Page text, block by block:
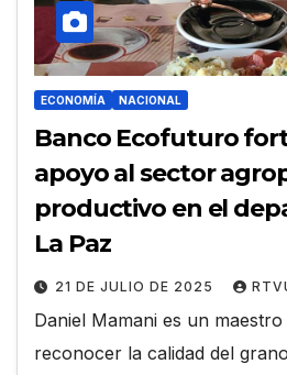
ECONOMÍA NACIONAL
Banco Ecofuturo
apoyo al sector
productivo en el
La Paz
21 DE JULIO DE 2025
Daniel Mamani es un
reconocer la calidad del